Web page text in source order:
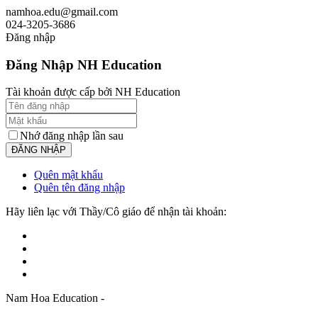
namhoa.edu@gmail.com
024-3205-3686
Đăng nhập
Đăng Nhập NH Education
Tài khoản được cấp bởi NH Education
Nhớ đăng nhập lần sau
Quên mật khẩu
Quên tên đăng nhập
Hãy liên lạc với Thầy/Cô giáo để nhận tài khoản:
Nam Hoa Education -